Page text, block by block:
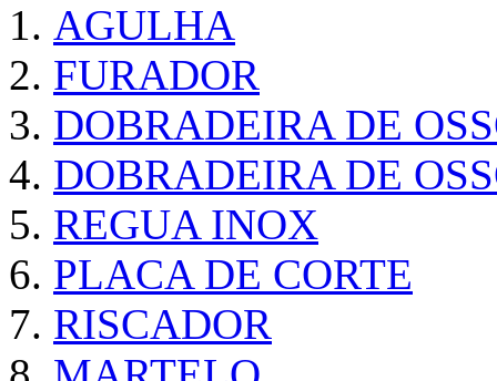
AGULHA
FURADOR
DOBRADEIRA DE
DOBRADEIRA DE
REGUA INOX
PLACA DE CORTE
RISCADOR